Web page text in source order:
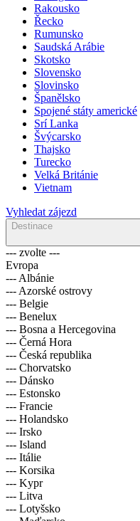
Rakousko
Řecko
Rumunsko
Saudská Arábie
Skotsko
Slovensko
Slovinsko
Španělsko
Spojené státy americké
Srí Lanka
Švýcarsko
Thajsko
Turecko
Velká Británie
Vietnam
Vyhledat zájezd
Destinace
--- zvolte ---
Evropa
--- Albánie
--- Azorské ostrovy
--- Belgie
--- Benelux
--- Bosna a Hercegovina
--- Černá Hora
--- Česká republika
--- Chorvatsko
--- Dánsko
--- Estonsko
--- Francie
--- Holandsko
--- Irsko
--- Island
--- Itálie
--- Korsika
--- Kypr
--- Litva
--- Lotyšsko